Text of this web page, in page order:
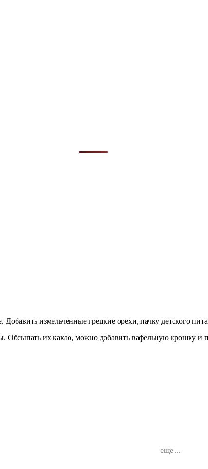
измельченные грецкие орехи, пачку детского
Обсыпать их какао, можно добавить вафельную крошку и
еще ...